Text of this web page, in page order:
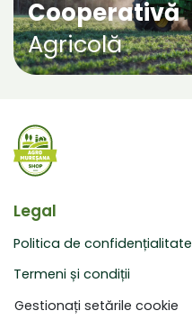
Cooperativă
Agricolă
Legal
Politica de confidențialitate
Termeni și condiții
Gestionați setările cookie